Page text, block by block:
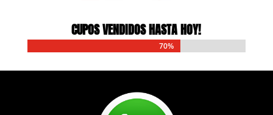
CUPOS VENDIDOS HASTA HOY!
70%
70%